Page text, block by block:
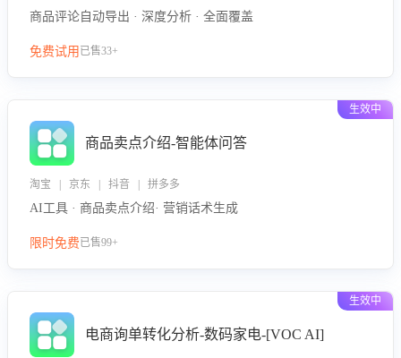
商品评论自动导出 · 深度分析 · 全面覆盖
免费试用 已售33+
生效中
商品卖点介绍-智能体问答
淘宝 | 京东 | 抖音 | 拼多多
AI工具 · 商品卖点介绍· 营销话术生成
限时免费已售99+
生效中
电商询单转化分析-数码家电-[VOC AI]